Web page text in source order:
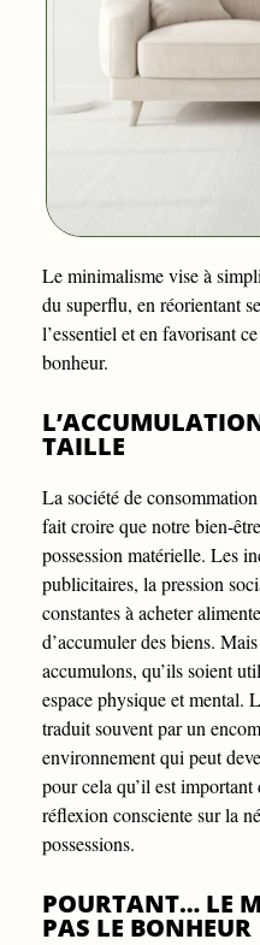
Le minimalisme vise à
du superflu, en réorientant
l’essentiel et en favorisant
bonheur.
TAILLE
La société de
fait croire que notre bien-
possession matérielle. Les
publicitaires, la pression
constantes à acheter
d’accumuler des biens.
accumulons, qu’ils soient
espace physique et mental.
traduit souvent par un
environnement qui peut
pour cela qu’il est important
réflexion consciente sur la
possessions.
POURTANT… LE
PAS LE BONHEUR